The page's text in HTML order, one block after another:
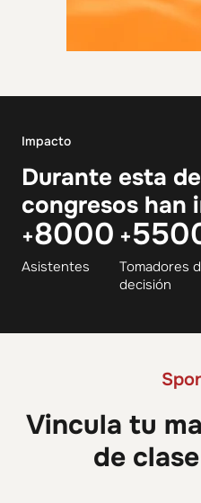
Impacto
Durante esta
congresos han
+8000
Asistentes
+
Tomadores
decisión
Vincula tu
de